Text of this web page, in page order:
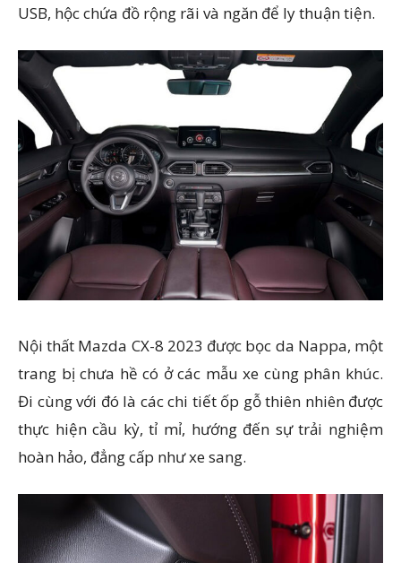
USB, hộc chứa đồ rộng rãi và ngăn để ly thuận tiện.
Nội thất Mazda CX-8 2023 được bọc da Nappa, một
trang bị chưa hề có ở các mẫu xe cùng phân khúc.
Đi cùng với đó là các chi tiết ốp gỗ thiên nhiên được
thực hiện cầu kỳ, tỉ mỉ, hướng đến sự trải nghiệm
hoàn hảo, đẳng cấp như xe sang.